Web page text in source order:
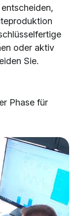
oder aktiv
Sie.
Phase für